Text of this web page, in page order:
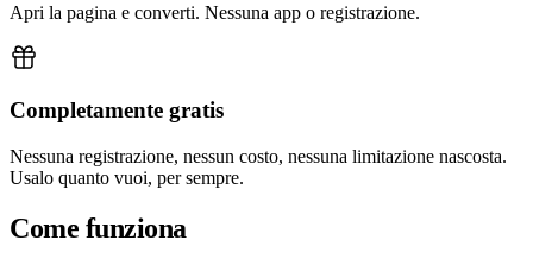
Apri la pagina e converti. Nessuna app o registrazione.
Completamente gratis
Nessuna registrazione, nessun costo, nessuna limitazione nascosta.
Usalo quanto vuoi, per sempre.
Come funziona